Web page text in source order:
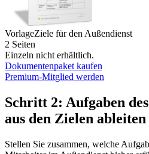
VorlageZiele für den Außendienst
2 Seiten
Einzeln nicht erhältlich.
Dokumentenpaket kaufen
Premium-Mitglied werden
Schritt 2: Aufgaben
aus den Zielen ableiten
Stellen Sie zusammen, welche